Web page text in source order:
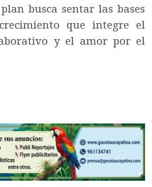
busca sentar las bases
que integre el
y el amor por el